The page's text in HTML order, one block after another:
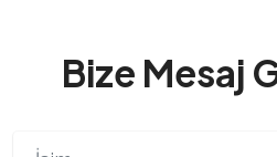
Bize Mesaj